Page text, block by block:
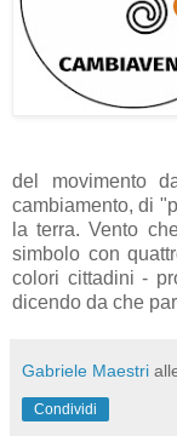
del movimento
cambiamento, di
la terra. Vento
simbolo con
colori cittadini -
dicendo da che
Gabriele Maestri
Condividi